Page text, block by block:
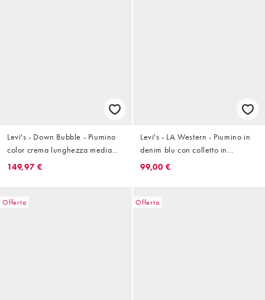
Levi's - Down Bubble - Piumino
color crema lunghezza media
con logo e cappuccio
149,97 €
Levi's - LA Western - Piumino in
denim blu con colletto in
pelliccia sintetica
99,00 €
Offerta Offerta